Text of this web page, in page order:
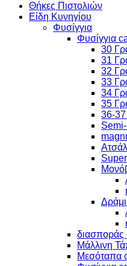
Θήκες Πιστολιών
Είδη Κυνηγίου
Φυσίγγια
Φυσίγγια
30
31
32
33
34
35
36-37
διασποράς
Μάλλινη
Μεσόταπα